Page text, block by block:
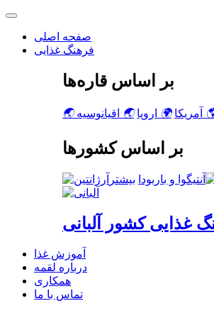
صفحه اصلی
فرهنگ غذایی
بر اساس قاره‌ها
🌏 آمریکا 🌍 اروپا 🌏 اقیانوسیه
بر اساس کشورها
آنتیگوا و باربودا
غذایی کشور آلبانی
آموزش غذا
درباره لقمه
همکاری
تماس با ما